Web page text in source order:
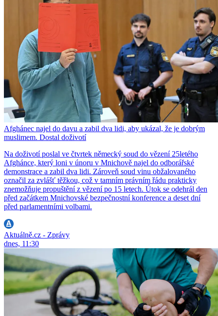
Afghánec najel do davu a zabil dva lidi, aby ukázal, že je dobrým
muslimem. Dostal doživotí
Na doživotí poslal ve čtvrtek německý soud do vězení 25letého
Afghánce, který loni v únoru v Mnichově najel do odborářské
demonstrace a zabil dva lidi. Zároveň soud vinu obžalovaného
označil za zvlášť těžkou, což v tamním právním řádu prakticky
znemožňuje propuštění z vězení po 15 letech. Útok se odehrál den
před začátkem Mnichovské bezpečnostní konference a deset dní
před parlamentními volbami.
Aktuálně.cz - Zprávy
dnes, 11:30